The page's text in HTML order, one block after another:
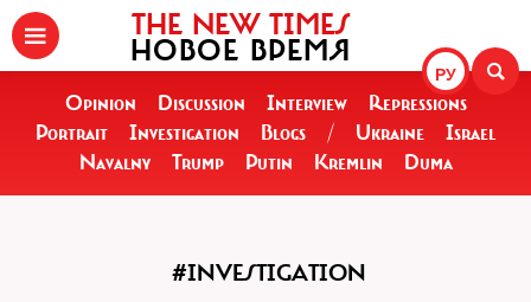
РУ
THE NEW TIMES
НОВОЕ ВРЕМЯ
Opinion Discussion Interview
Repressions
Portrait
Investigation Blogs / Ukraine
Israel
Navalny
Trump Putin Kremlin Duma
#INVESTIGATION